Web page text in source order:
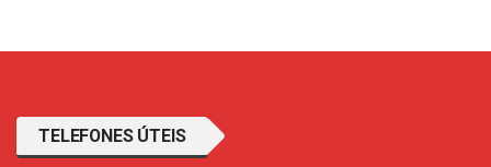
TELEFONES ÚTEIS